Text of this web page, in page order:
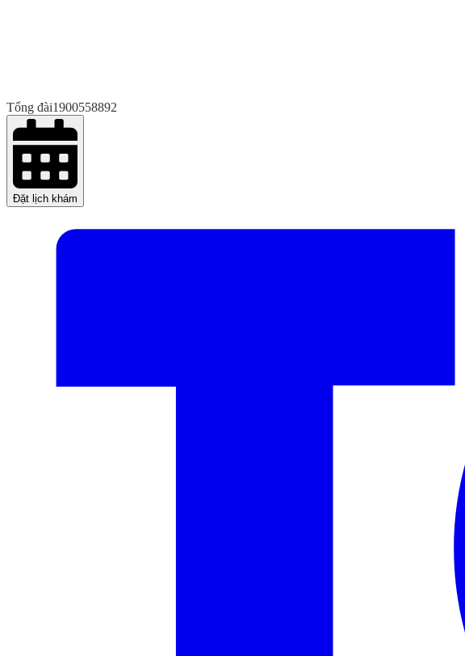
Tổng đài1900558892
Đặt lịch khám